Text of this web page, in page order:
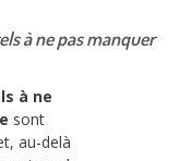
à ne pas manquer
à ne
sont
au-delà